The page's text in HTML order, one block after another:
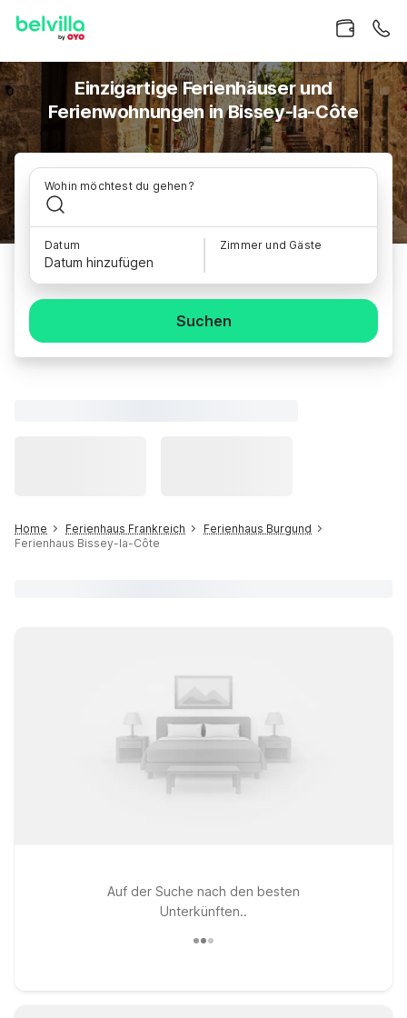
Einzigartige Ferienhäuser und
Ferienwohnungen in Bissey-la-Côte
Wohin möchtest du gehen?
Datum
Datum hinzufügen
Zimmer und Gäste
Suchen
Home Ferienhaus Frankreich
Ferienhaus Burgund
Ferienhaus Bissey-la-Côte
Auf der Suche nach den besten
Unterkünften..